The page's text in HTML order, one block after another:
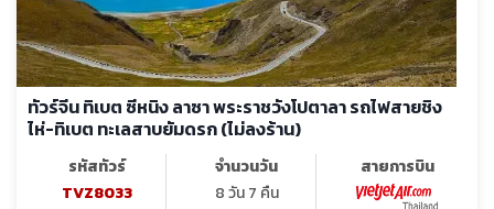
ทัวร์จีน ทิเบต ซีหนิง ลาซา พระราชวังโปตาลา รถไฟสายชิง
ไห่-ทิเบต ทะเลสาบยัมดรก (ไม่ลงร้าน)
รหัสทัวร์
TVZ8033
จำนวนวัน
8 วัน 7 คืน
สายการบิน